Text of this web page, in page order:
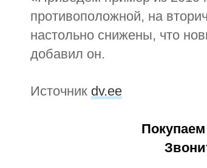
противоположной, на
настольно снижены, что
добавил он.
Источник dv.ee